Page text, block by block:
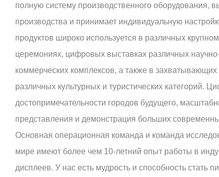
полную систему производственного оборудования,
производства и принимает индивидуальную
продуктов широко используется в различных
церемониях, цифровых выставках различных
коммерческих комплексов, а также в захватывающих
различных культурных и туристических категорий.
достопримечательности городов будущего,
представления и демонстрация больших
Основная операционная команда и команда
мире имеют более чем 10-летний опыт работы в
дисплеев. У нас есть мудрость и способность стать